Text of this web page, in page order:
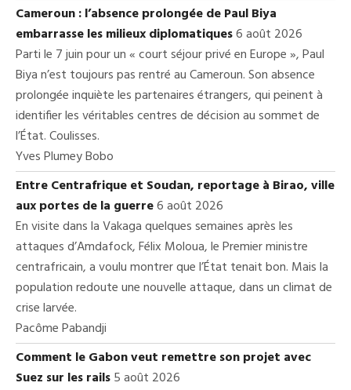
Cameroun : l’absence prolongée de Paul Biya
embarrasse les milieux diplomatiques6 août 2026
Parti le 7 juin pour un « court séjour privé en Europe », Paul
Biya n’est toujours pas rentré au Cameroun. Son absence
prolongée inquiète les partenaires étrangers, qui peinent à
identifier les véritables centres de décision au sommet de
l’État. Coulisses.
Yves Plumey Bobo
Entre Centrafrique et Soudan, reportage à Birao, ville
aux portes de la guerre6 août 2026
En visite dans la Vakaga quelques semaines après les
attaques d’Amdafock, Félix Moloua, le Premier ministre
centrafricain, a voulu montrer que l’État tenait bon. Mais la
population redoute une nouvelle attaque, dans un climat de
crise larvée.
Pacôme Pabandji
Comment le Gabon veut remettre son projet avec
Suez sur les rails5 août 2026